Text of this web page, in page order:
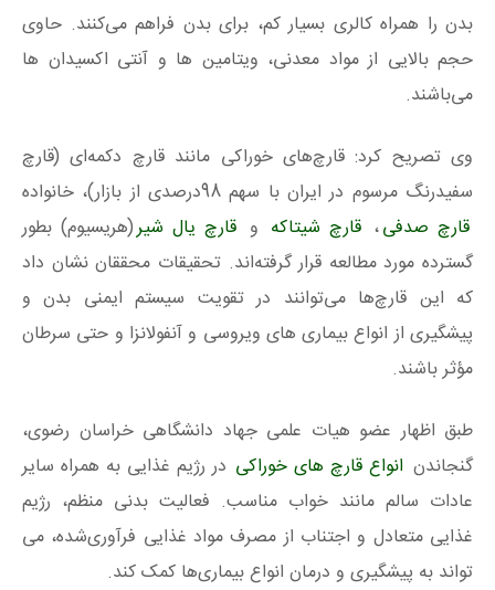
بدن را همراه کالری بسیار کم، برای بدن فراهم می‌کنند. حاوی
حجم بالایی از مواد معدنی، ویتامین ها و آنتی اکسیدان ها
می‌باشند.
وی تصریح کرد: قارچ‌های خوراکی مانند قارچ دکمه‌ای (قارچ
سفیدرنگ مرسوم در ایران با سهم 98درصدی از بازار)، خانواده
قارچ‌ صدفی، قارچ شیتاکه و قارچ یال شیر(هریسیوم) بطور
گسترده مورد مطالعه قرار گرفته‌اند. تحقیقات محققان نشان داد
که این قارچ‌ها می‌توانند در تقویت سیستم ایمنی بدن و
پیشگیری از انواع بیماری های ویروسی و آنفولانزا و حتی سرطان
مؤثر باشند.
طبق اظهار عضو هیات علمی جهاد دانشگاهی خراسان رضوی،
گنجاندن انواع قارچ های خوراکی در رژیم غذایی به همراه سایر
عادات سالم مانند خواب مناسب. فعالیت بدنی منظم، رژیم
غذایی متعادل و اجتناب از مصرف مواد غذایی فرآوری‌شده، می
تواند به پیشگیری و درمان انواع بیماری‌ها کمک کند.